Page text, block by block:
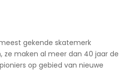
gekende skatemerk
ze maken al meer dan 40 jaar de
op gebied van nieuwe